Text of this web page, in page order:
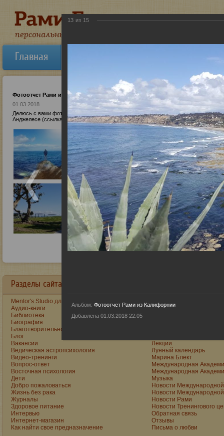
Главная
Фотоотчет Рами из Калифорнии
01.03.2018
Делюсь с вами фотографиями из Сан-Диего( Калифорния). Более подробный и
Анджелесе (ссылка), я планирую написать позже после тренинга. Всего
Разделы сайта в алфавитном порядке:
Mentor's Studio для детей и подростков
Аудио-книги
Библиотека
Биография
Благотворительность
Блог
Вакансии
Ведическая астропсихология
Видео-тренинги
Вопрос-ответ
Восточная психология
Дети
Добро пожаловаться
Жизнь без рака
Журналы
Здоровое питание
Интервью
Интернет-магазин
Как найти свое предназначение
Как стать реальным
Лекции
Лунный календарь
Марина Блект
Международная
Международная
Музыка
Новости
Новости
Новости Рами
Новости Тренингового
Обратная связь
Отзывы
Письма о любви
13 из 15
Альбом: Фотоотчет Рами из Калифорнии
Добавлена 01.03.2018 22:05